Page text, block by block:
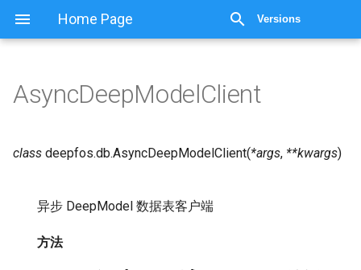
Home Page Versions
显示源代码
AsyncDeepModelClient
class deepfos.db.AsyncDeepModelClient(*args, **kwargs)
异步 DeepModel 数据表客户端
方法